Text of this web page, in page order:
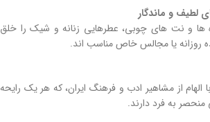
لطیف و ماندگار
‌ها و نت ‌های چوبی، عطرهایی زنانه و شیک را خلق
روزانه یا مجالس خاص مناسب ‌اند.
الهام از مشاهیر ادب و فرهنگ ایران، که هر یک رایحه
به ‌فرد دارند.